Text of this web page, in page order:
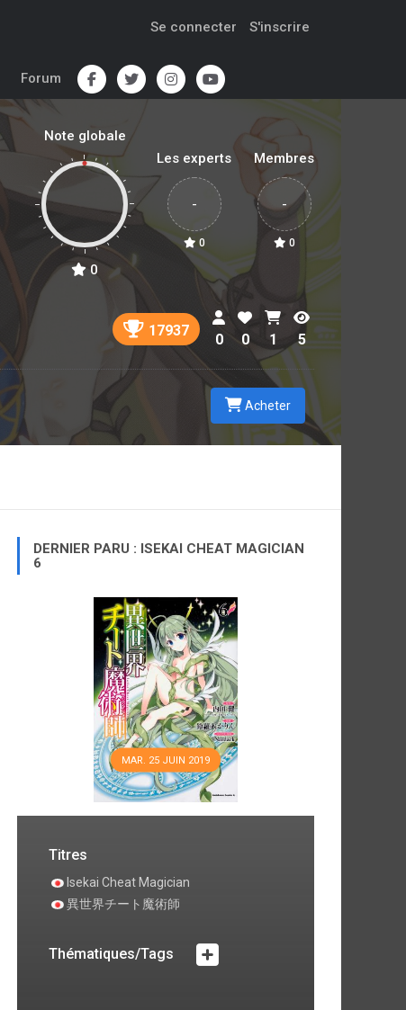
Se connecter S'inscrire
Forum
Note globale
0
Les experts
-
0
Membres
-
0
17937
0 0 1 5
Acheter
DERNIER PARU : ISEKAI CHEAT MAGICIAN
6
MAR. 25 JUIN 2019
Titres
Isekai Cheat Magician
異世界チート魔術師
Thématiques/Tags